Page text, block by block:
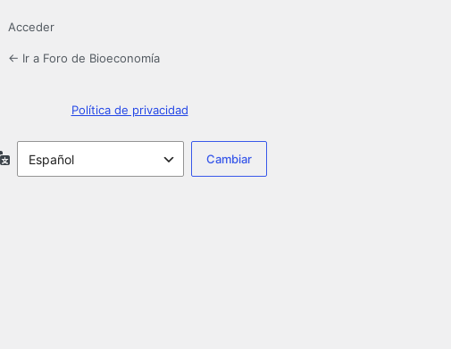
Acceder
← Ir a Foro de Bioeconomía
Política de privacidad
Idioma